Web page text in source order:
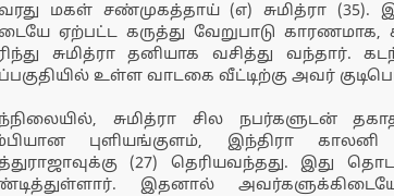
மகள் சண்முகத்தாய் (எ) சுமித்ரா (35).
ஏற்பட்ட கருத்து வேறுபாடு
சுமித்ரா தனியாக வசித்து வந்தார்.
உள்ள வாடகை வீட்டிற்கு அவர்
சுமித்ரா சில நபர்களுடன்
புளியங்குளம், இந்திரா
(27) தெரியவந்தது. இது
இதனால்